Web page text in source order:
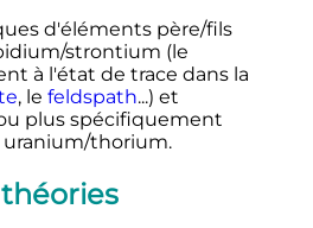
d'éléments père/fils
strontium (le
à l'état de trace dans la
, le feldspath...) et
plus spécifiquement
thorium.